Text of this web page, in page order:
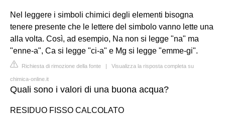
Nel leggere i simboli chimici degli elementi bisogna
tenere presente che le lettere del simbolo vanno lette una
alla volta. Così, ad esempio, Na non si legge "na" ma
"enne-a", Ca si legge "ci-a" e Mg si legge "emme-gi".
Richiesta di rimozione della fonte | Visualizza la risposta completa su
chimica-online.it
Quali sono i valori di una buona acqua?
RESIDUO FISSO CALCOLATO